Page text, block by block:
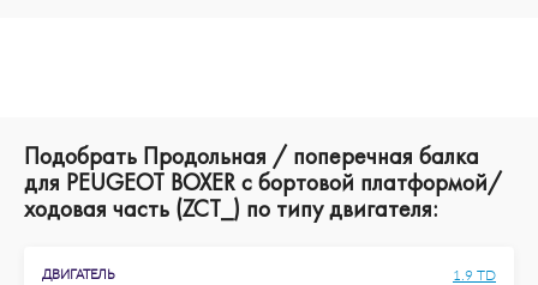
Подобрать Продольная / поперечная балка
для PEUGEOT BOXER c бортовой платформой/
ходовая часть (ZCT_) по типу двигателя:
ДВИГАТЕЛЬ 1.9 TD